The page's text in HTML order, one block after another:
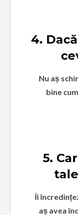
4.
Nu aș
bine
5.
Îi
aș avea